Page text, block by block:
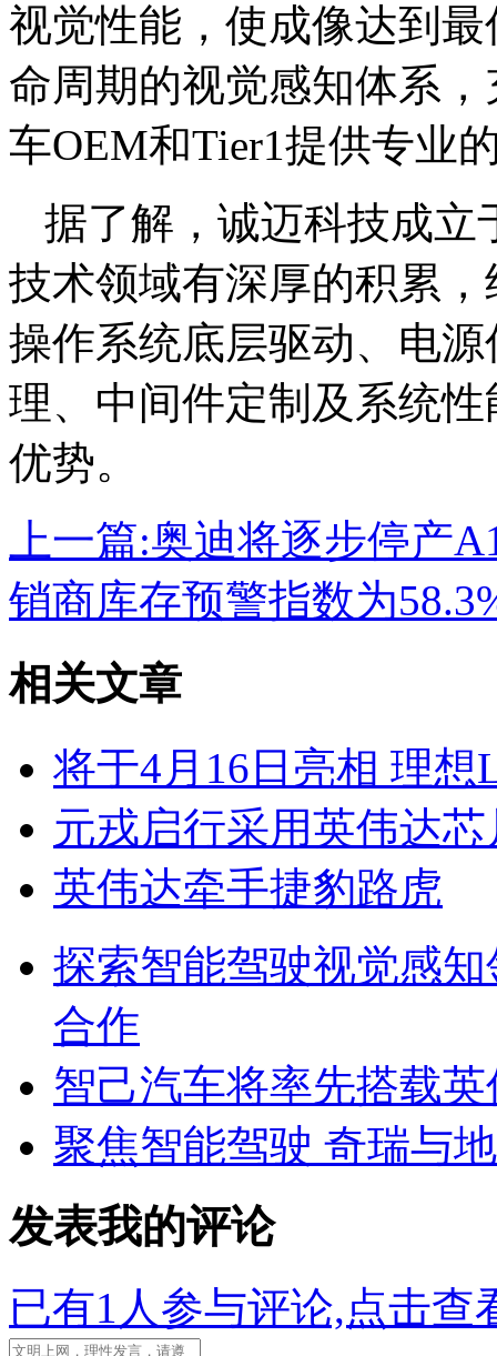
视觉性能，使成像达到
命周期的视觉感知体系
车OEM和Tier1提供专业
据了解，诚迈科技成立
技术领域有深厚的积累
操作系统底层驱动、电
理、中间件定制及系统
优势。
上一篇:奥迪将逐步停产
销商库存预警指数为
相关文章
将于4月16日亮相 理
元戎启行采用英伟达芯
英伟达牵手捷豹路虎
探索智能驾驶视觉感
合作
智己汽车将率先搭载
聚焦智能驾驶 奇瑞与
发表我的评论
已有1 人参与评论,点击查